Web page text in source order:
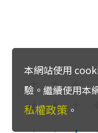
本網站使用
驗。繼續使用本
私權政策 。